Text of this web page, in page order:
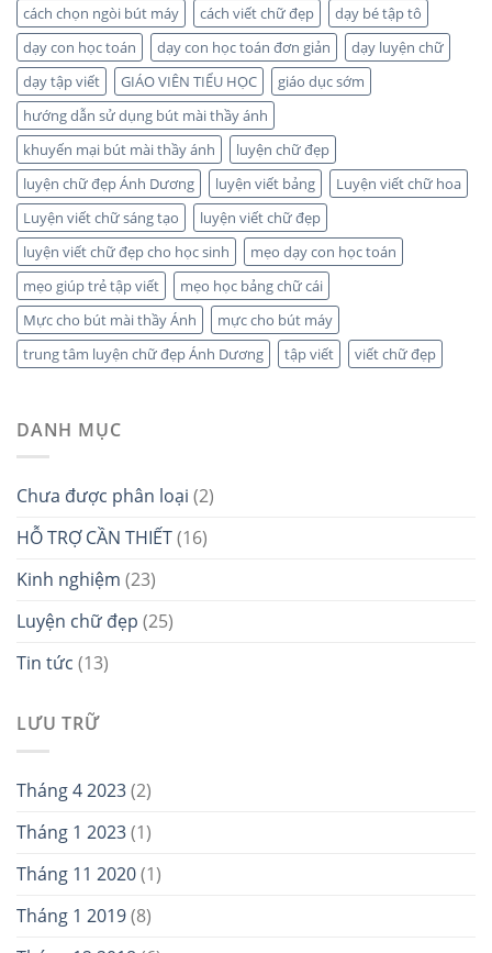
cách chọn ngòi bút máy
cách viết chữ đẹp
dạy bé tập tô
dạy con học toán
dạy con học toán đơn giản
dạy luyện chữ
dạy tập viết
GIÁO VIÊN TIỂU HỌC
giáo dục sớm
hướng dẫn sử dụng bút mài thầy ánh
khuyến mại bút mài thầy ánh
luyện chữ đẹp
luyện chữ đẹp Ánh Dương
luyện viết bảng
Luyện viết chữ hoa
Luyện viết chữ sáng tạo
luyện viết chữ đẹp
luyện viết chữ đẹp cho học sinh
mẹo dạy con học toán
mẹo giúp trẻ tập viết
mẹo học bảng chữ cái
Mực cho bút mài thầy Ánh
mực cho bút máy
trung tâm luyện chữ đẹp Ánh Dương
tập viết viết chữ đẹp
DANH MỤC
Chưa được phân loại (2)
HỖ TRỢ CẦN THIẾT(16)
Kinh nghiệm (23)
Luyện chữ đẹp (25)
Tin tức (13)
LƯU TRỮ
Tháng 4 2023(2)
Tháng 1 2023(1)
Tháng 11 2020(1)
Tháng 1 2019(8)